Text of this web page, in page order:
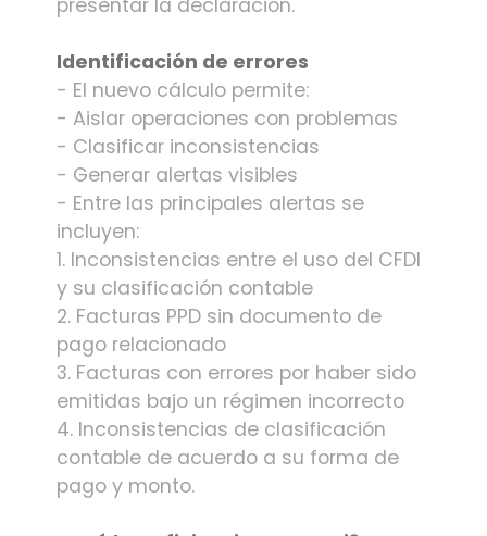
presentar la declaración.
Identificación de errores
- El nuevo cálculo permite:
- Aislar operaciones con problemas
- Clasificar inconsistencias
- Generar alertas visibles
- Entre las principales alertas se
incluyen:
1. Inconsistencias entre el uso del CFDI
y su clasificación contable
2. Facturas PPD sin documento de
pago relacionado
3. Facturas con errores por haber sido
emitidas bajo un régimen incorrecto
4. Inconsistencias de clasificación
contable de acuerdo a su forma de
pago y monto.